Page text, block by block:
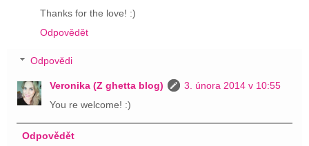
Thanks for the love! :)
Odpovědět
Odpovědi
Veronika (Z ghetta blog)
3. února 2014 v 10:55
You re welcome! :)
Odpovědět